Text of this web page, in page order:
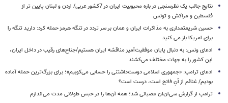
نتایج جالب یک نظرسنجی در باره محبوبیت ایران در 7کشور عربی/ اردن و لبنان پایین تر از
فلسطین و مراکش و تونس
حسین شریعتمداری به مذاکرات ایران و عمان بر سر تردد در تنگه هرمز حمله کرد: دارید تنگه را
برای امریکا باز می کنید
ادعای ونس: به دنبال پایان موفقیت‌آمیز مناقشه ایران هستیم/جناح‌های رقیب در داخل ایران،
این کشور را به جهات مختلف می‌کشند
ادعای ترامپ: «جمهوری اسلامی دوست‌داشتنی را حسابی می‌کوبیم»؛ برای بزرگ‌ترین حمله آماده
بودیم/ غنائم از آنِ فاتح است، درست است؟
ترامپ از گزارش سی‌ان‌ان عصبانی شد؛ همه آن‌ها را در حبس طولانی مدت می‌اندازم